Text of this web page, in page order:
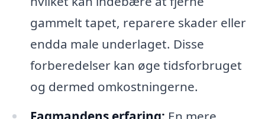
gammelt tapet, reparere skader eller
endda male underlaget. Disse
forberedelser kan øge tidsforbruget
og dermed omkostningerne.